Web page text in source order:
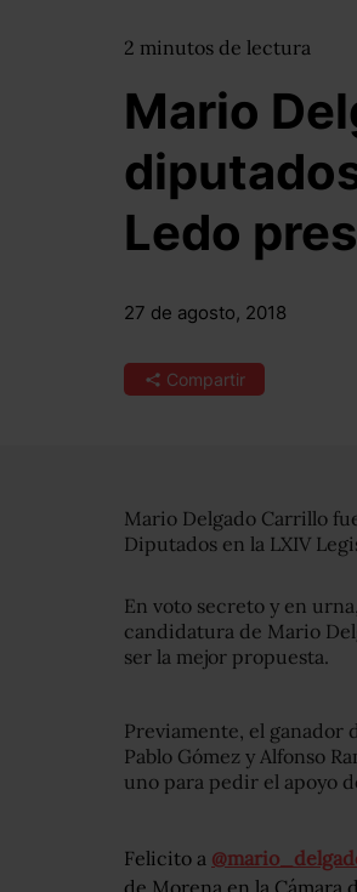
2 minutos de lectura
Mario
Ledo
27 de agosto, 2018
Compartir
Mario Delgado Carrillo
Diputados en la LXIV
En voto secreto y en
candidatura de Mario
ser la mejor propuesta.
Previamente, el ganador
Pablo Gómez y Alfonso
uno para pedir el apoyo
Felicito a
de Morena en la Cámara